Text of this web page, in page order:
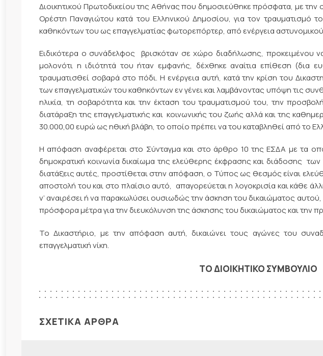
Διοικητικού Πρωτοδικείου της Αθήνας που δημοσιεύθηκε πρόσφατα, με την
Ορέστη Παναγιώτου κατά του Ελληνικού Δημοσίου, για τον τραυματισμό
καθηκόντων του ως επαγγελματίας φωτορεπόρτερ, από ενέργεια
Ειδικότερα ο συνάδελφος βρισκόταν σε χώρο διαδήλωσης, προκειμένου
μολονότι η ιδιότητά του ήταν εμφανής, δέχθηκε αναίτια επίθεση (δια
τραυματισθεί σοβαρά στο πόδι. Η ενέργεια αυτή, κατά την κρίση του
των επαγγελματικών του καθηκόντων εν γένει και λαμβάνοντας υπόψη τις
ηλικία, τη σοβαρότητα και την έκταση του τραυματισμού του, την
διατάραξη της επαγγελματικής και κοινωνικής του ζωής αλλά και της
30.000,00 ευρώ ως ηθική βλάβη, το οποίο πρέπει να του καταβληθεί από το
Η απόφαση αναφέρεται στο Σύνταγμα και στο άρθρο 10 της ΕΣΔΑ με τα
δημοκρατική κοινωνία δικαίωμα της ελεύθερης έκφρασης και διάδοσης
διατάξεις αυτές, προστίθεται στην απόφαση, ο Τύπος ως θεσμός είναι
αποστολή του και στο πλαίσιο αυτό, απαγορεύεται η λογοκρισία και κάθε
ν’ αναιρέσει ή να παρακωλύσει ουσιωδώς την άσκηση του δικαιώματος
πρόσφορα μέτρα για την διευκόλυνση της άσκησης του δικαιώματος και την
Το Δικαστήριο, με την απόφαση αυτή, δικαιώνει τους αγώνες του
επαγγελματική νίκη.
ΤΟ ΔΙΟΙΚΗΤΙΚΟ ΣΥΜΒΟΥΛΙΟ
ΣΧΕΤΙΚΑ ΑΡΘΡΑ